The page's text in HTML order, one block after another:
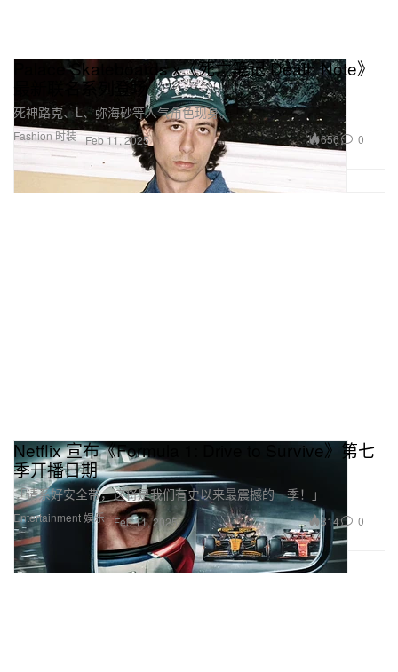
Fashion 时装
Palace Skateboards x《死亡笔记 Death Note》
最新联名系列登场
死神路克、L、弥海砂等人气角色现身。
Feb 11, 2025 656 0
Entertainment 娱乐
Netflix 宣布《Formula 1: Drive to Survive》第七
季开播日期
「请系好安全带，这将是我们有史以来最震撼的一季！」
Feb 11, 2025 314 0